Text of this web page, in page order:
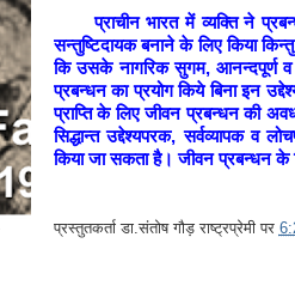
प्राचीन भारत में व्यक्ति ने
सन्तुष्टिदायक बनाने के लिए किया
कि उसके नागरिक सुगम, आनन्दपूर्ण व
प्रबन्धन का प्रयोग किये बिना इन
प्राप्ति के लिए जीवन प्रबन्धन की
सिद्धान्त उद्देश्यपरक, सर्वव्यापक व
किया जा सकता है। जीवन प्रबन्धन के
प्रस्तुतकर्ताडा.संतोष गौड़ राष्ट्रप्रेमी पर